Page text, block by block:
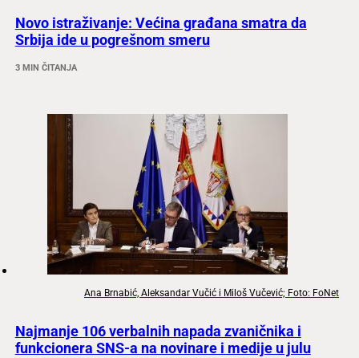
Novo istraživanje: Većina građana smatra da
Srbija ide u pogrešnom smeru
3 MIN ČITANJA
Ana Brnabić, Aleksandar Vučić i Miloš Vučević; Foto: FoNet
Najmanje 106 verbalnih napada zvaničnika i
funkcionera SNS-a na novinare i medije u julu